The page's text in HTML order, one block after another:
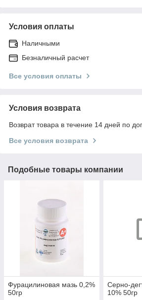
Условия оплаты
Наличными
Безналичный расчет
Все условия оплаты
Условия возврата
Возврат товара в течение 14 дней по
Все условия возврата
Подобные товары компании
Фурацилиновая мазь 0,2%
50гр
Серно-
10% 50гр